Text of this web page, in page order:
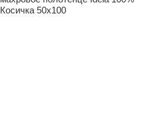
50х100